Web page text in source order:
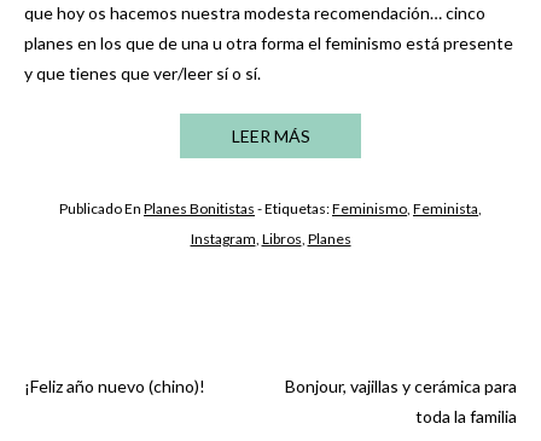
que hoy os hacemos nuestra modesta recomendación… cinco
planes en los que de una u otra forma el feminismo está presente
y que tienes que ver/leer sí o sí.
LEER MÁS
Publicado En Planes Bonitistas - Etiquetas:Feminismo Feminista
Instagram Libros Planes
Navegación
¡Feliz año nuevo (chino)!
Bonjour, vajillas y cerámica para
toda la familia